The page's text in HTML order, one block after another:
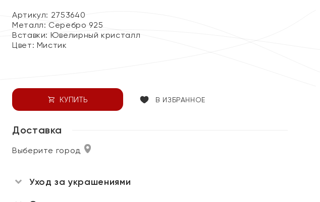
Артикул: 2753640
Металл: Серебро 925
Вставки: Ювелирный кристалл
Цвет: Мистик
КУПИТЬ В ИЗБРАННОЕ
Доставка
Выберите город
Уход за украшениями